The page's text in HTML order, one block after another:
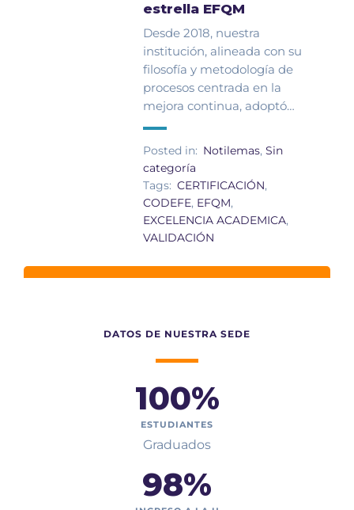
estrella EFQM
Desde 2018, nuestra
institución, alineada con su
filosofía y metodología de
procesos centrada en la
mejora continua, adoptó…
Posted in: Notilemas,Sin
categoría
Tags: CERTIFICACIÓN,
CODEFE, EFQM,
EXCELENCIA ACADEMICA,
VALIDACIÓN
DATOS DE NUESTRA SEDE
ESTUDIANTES
100%
Graduados
98%